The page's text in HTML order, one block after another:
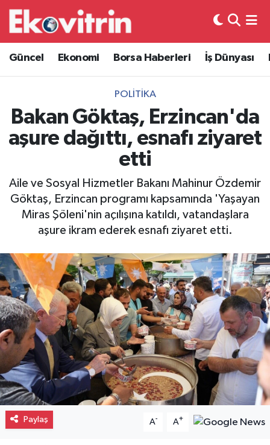
Güncel Ekonomi Borsa Haberleri İş Dünyası
POLITIKA
Bakan Göktaş, Erzincan'da
aşure dağıttı, esnafı ziyaret
etti
Aile ve Sosyal Hizmetler Bakanı Mahinur Özdemir
Göktaş, Erzincan programı kapsamında 'Yaşayan
Miras Şöleni'nin açılışına katıldı, vatandaşlara
aşure ikram ederek esnafı ziyaret etti.
Paylaş A- A+
Güncel
Ekonomi
Borsa Haberleri
İş Dünyası
Otovitrin
Asayiş
Magazin
Gayrimenkul
Spor
Eğitim
Hava Durumu
Trafik Durumu
Süper Lig Puan Durumu ve Fikstür
Tüm Manşetler
Son Dakika Haberleri
Haber Arşivi